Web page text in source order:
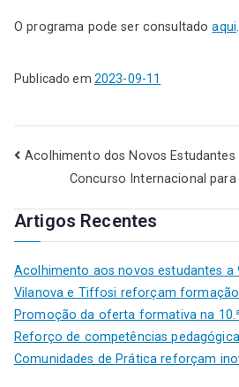
O programa pode ser consultadoaqui.
Publicado em 2023-09-11
Acolhimento dos Novos Estudantes
Concurso Internacional
Artigos Recentes
Acolhimento aos novos estudantes a
Vilanova e Tiffosi reforçam formação
Promoção da oferta formativa na
Reforço de competências
Comunidades de Prática reforçam